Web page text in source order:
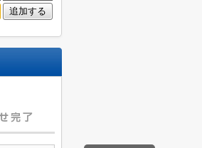
追加する